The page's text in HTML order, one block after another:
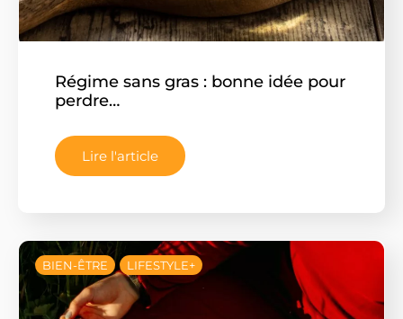
Régime sans gras : bonne idée pour
perdre…
Lire l'article
BIEN-ÊTRE LIFESTYLE+